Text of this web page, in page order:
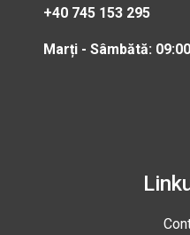
+40 745 153 295
Marți - Sâmbătă: